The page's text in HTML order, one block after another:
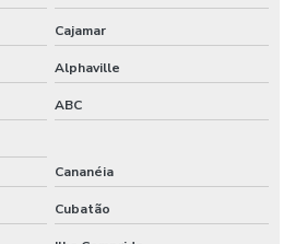
Cajamar
Alphaville
ABC
Cananéia
Cubatão